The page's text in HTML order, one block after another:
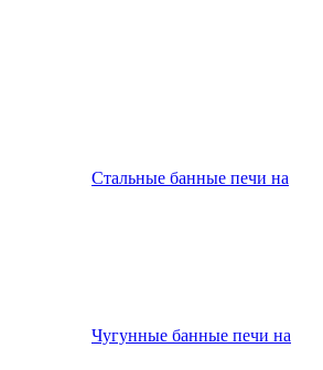
Стальные банные печи на
Чугунные банные печи на